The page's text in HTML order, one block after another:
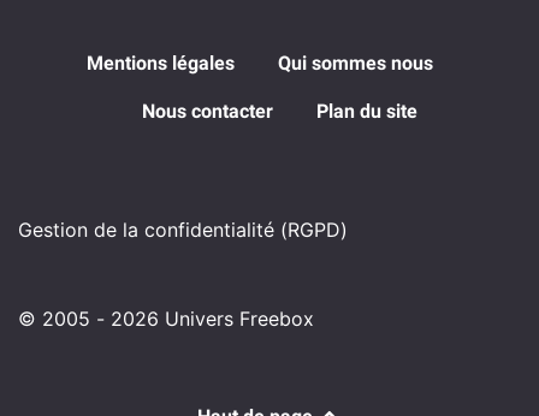
Mentions légales Qui sommes nous
Nous contacter Plan du site
Gestion de la confidentialité (RGPD)
© 2005 - 2026 Univers Freebox